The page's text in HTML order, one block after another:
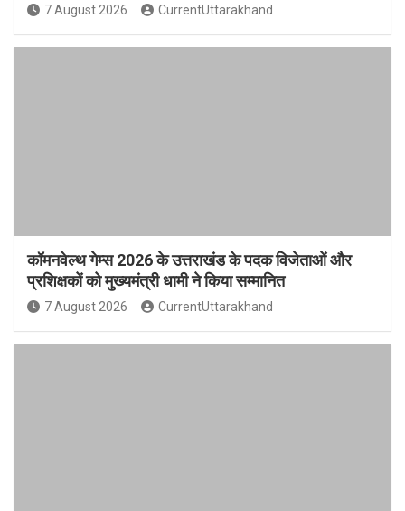
7 August 2026 CurrentUttarakhand
कॉमनवेल्थ गेम्स 2026 के उत्तराखंड के पदक विजेताओं और
प्रशिक्षकों को मुख्यमंत्री धामी ने किया सम्मानित
7 August 2026 CurrentUttarakhand